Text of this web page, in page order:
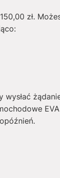
150,00 zł.